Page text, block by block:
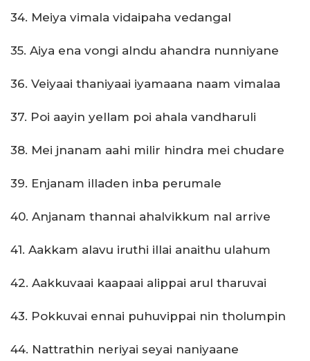
34. Meiya vimala vidaipaha vedangal
35. Aiya ena vongi alndu ahandra nunniyane
36. Veiyaai thaniyaai iyamaana naam vimalaa
37. Poi aayin yellam poi ahala vandharuli
38. Mei jnanam aahi milir hindra mei chudare
39. Enjanam illaden inba perumale
40. Anjanam thannai ahalvikkum nal arrive
41. Aakkam alavu iruthi illai anaithu ulahum
42. Aakkuvaai kaapaai alippai arul tharuvai
43. Pokkuvai ennai puhuvippai nin tholumpin
44. Nattrathin neriyai seyai naniyaane